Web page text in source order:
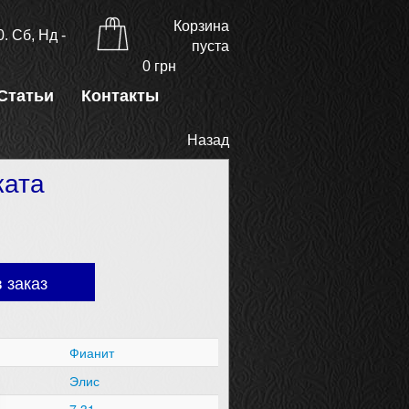
Сб, Нд -
Корзина
пуста
0 грн
Контакты
Назад
Фианит
Элис